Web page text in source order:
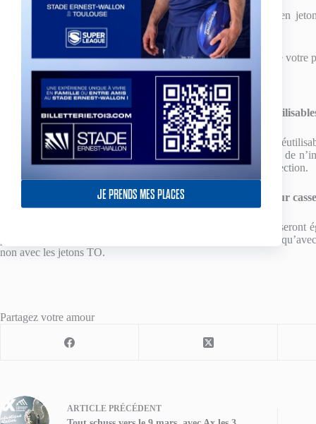
JE PRENDS MES PLACES
Les consommations dans l’enceinte Toulousaine se règlent en
nombreux points de vente de jetons sont accessibles :
aux guichets, pour acheter vos jetons en même temps que votre
aux abords de la buvette Est
à la Bodega
Les gobelets
Disponible aux guichets ainsi qu’aux ‘points jetons’, le verre
pouvez récupérer cette consigne si vous rendez le verre auprès de
de conserver ce verre pour son usage personnel ou pour sa collection.
Des food-trucks pour
» seront
proposer de bons produits gourmands, salés et sucrés. A noter
non avec les jetons TO.
Partagez votre amour
ARTICLE PRÉCÉDENT